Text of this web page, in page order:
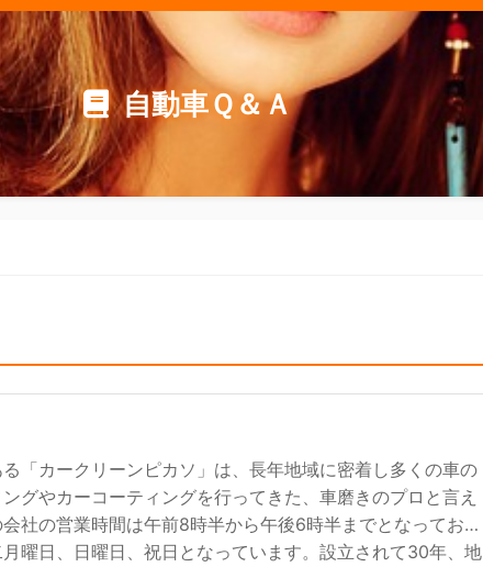
自動車Ｑ＆Ａ
「カークリーンピカソ」は、長年地域に密着し多くの車の
グやカーコーティングを行ってきた、車磨きのプロと言え
社の営業時間は午前8時半から午後6時半までとなってお
曜日、日曜日、祝日となっています。設立されて30年、地